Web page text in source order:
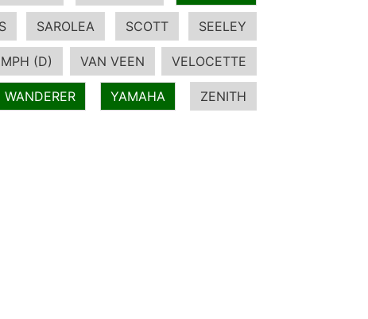
SAROLEA SCOTT SEELEY
(D) VAN VEEN VELOCETTE
WANDERER YAMAHA ZENITH